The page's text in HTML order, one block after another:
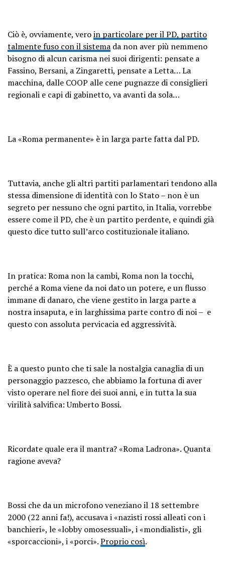
Ciò è, ovviamente, veroin particolare per il PD, partito
talmente fuso con il sistema da non aver più nemmeno
bisogno di alcun carisma nei suoi dirigenti: pensate a
Fassino, Bersani, a Zingaretti, pensate a Letta… La
macchina, dalle COOP alle cene pugnazze di consiglieri
regionali e capi di gabinetto, va avanti da sola…
La «Roma permanente» è in larga parte fatta dal PD.
Tuttavia, anche gli altri partiti parlamentari tendono alla
stessa dimensione di identità con lo Stato – non è un
segreto per nessuno che ogni partito, in Italia, vorrebbe
essere come il PD, che è un partito perdente, e quindi già
questo dice tutto sull’arco costituzionale italiano.
In pratica: Roma non la cambi, Roma non la tocchi,
perché a Roma viene da noi dato un potere, e un flusso
immane di danaro, che viene gestito in larga parte a
nostra insaputa, e in larghissima parte contro di noi – e
questo con assoluta pervicacia ed aggressività.
È a questo punto che ti sale la nostalgia canaglia di un
personaggio pazzesco, che abbiamo la fortuna di aver
visto operare nel fiore dei suoi anni, e in tutta la sua
virilità salvifica: Umberto Bossi.
Ricordate quale era il mantra? «Roma Ladrona». Quanta
ragione aveva?
Bossi che da un microfono veneziano il 18 settembre
2000 (22 anni fa!), accusava i «nazisti rossi alleati con i
banchieri», le «lobby omosessuali», i «mondialisti», gli
«sporcaccioni», i «porci».Proprio così.